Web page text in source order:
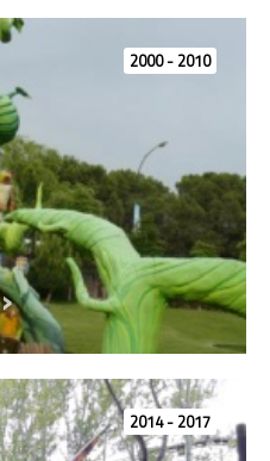
2000 - 2010
2014 - 2017